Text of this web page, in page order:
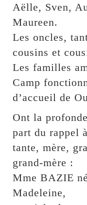
Aëlle, Sven,
Maureen.
Les oncles,
cousins et
Les familles
Camp
d’accueil de
Ont la
part du rappel
tante, mère,
grand-mère :
Mme BAZIE
Madeleine,